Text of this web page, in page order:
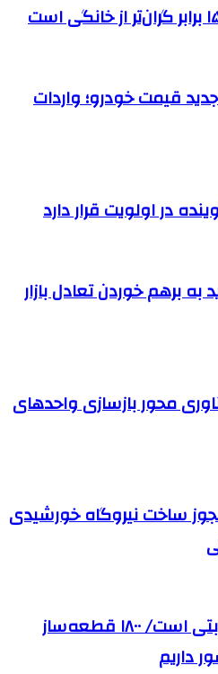
قیمت خودرو؛ واردات
در اولویت قرار دارد
به برهم خوردن تعادل بازار
محور بازسازی واحدهای
ساخت نیروگاه خورشیدی
بازار قطعه‌سازی رقابتی است/ ۱۸۰۰ قطعه‌ساز
داریم